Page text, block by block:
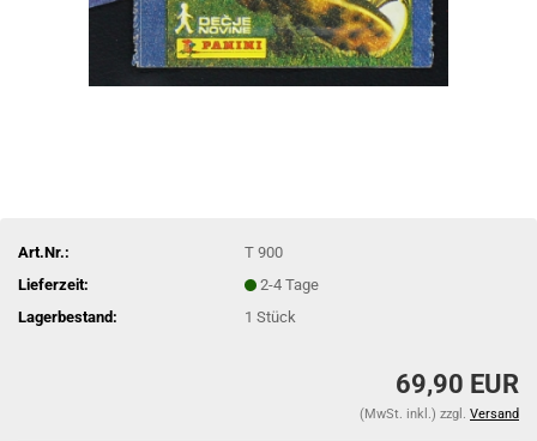
Art.Nr.:
T 900
Lieferzeit:
2-4 Tage
Lagerbestand:
1Stück
69,90 EUR
(MwSt. inkl.) zzgl. Versand